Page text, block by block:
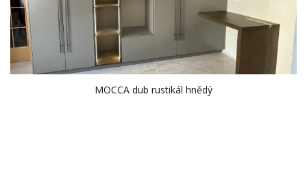
MOCCA dub rustikál hnědý